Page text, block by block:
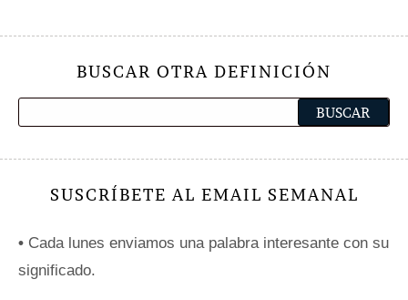
BUSCAR OTRA DEFINICIÓN
SUSCRÍBETE AL EMAIL SEMANAL
• Cada lunes enviamos una palabra interesante con su
significado.